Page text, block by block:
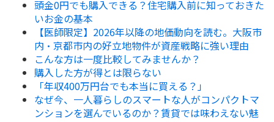
頭金0円でも購入できる？住宅購入前に知っておきた
いお金の基本
【医師限定】2026年以降の地価動向を読む。大阪市
内・京都市内の好立地物件が資産戦略に強い理由
こんな方は一度比較してみませんか？
購入した方が得とは限らない
「年収400万円台でも本当に買える？」
なぜ今、一人暮らしのスマートな人がコンパクトマ
ンションを選んでいるのか？賃貸では味わえない魅